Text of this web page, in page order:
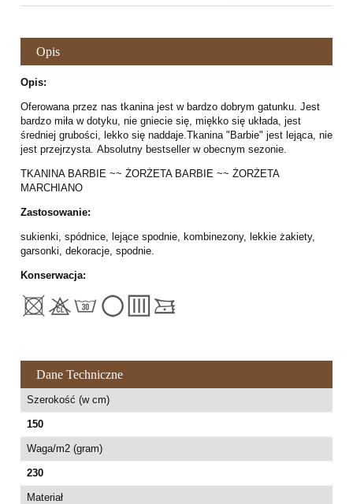
Opis
Opis:
Oferowana przez nas tkanina jest w bardzo dobrym gatunku. Jest
bardzo miła w dotyku, nie gniecie się, miękko się układa, jest
średniej grubości, lekko się naddaje.Tkanina "Barbie" jest lejąca, nie
jest przejrzysta. Absolutny bestseller w obecnym sezonie.
TKANINA BARBIE ~~ ŻORŻETA BARBIE ~~ ŻORŻETA
MARCHIANO
Zastosowanie:
sukienki, spódnice, lejące spodnie, kombinezony, lekkie żakiety,
garsonki, dekoracje, spodnie.
Konserwacja:
Dane Techniczne
Szerokość (w cm)
150
Waga/m2 (gram)
230
Materiał